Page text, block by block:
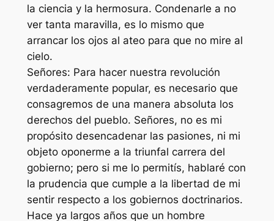
la ciencia y la hermosura. Condenarle a no
ver tanta maravilla, es lo mismo que
arrancar los ojos al ateo para que no mire al
cielo.
Señores: Para hacer nuestra revolución
verdaderamente popular, es necesario que
consagremos de una manera absoluta los
derechos del pueblo. Señores, no es mi
propósito desencadenar las pasiones, ni mi
objeto oponerme a la triunfal carrera del
gobierno; pero si me lo permitís, hablaré con
la prudencia que cumple a la libertad de mi
sentir respecto a los gobiernos doctrinarios.
Hace ya largos años que un hombre